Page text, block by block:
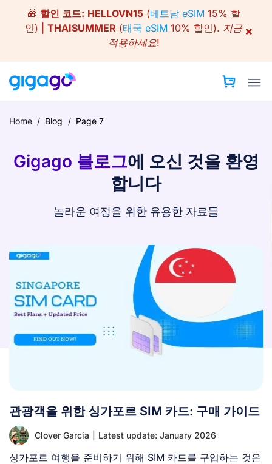
content
🎁 할인 코드: HELLOVN15(베트남 eSIM 15% 할
인) | THAISUMMER (태국 eSIM 10% 할인). 지금
적용하세요!
×
Home / Blog / Page 7
Gigago 블로그에 오신 것을 환영
합니다
놀라운 여정을 위한 유용한 자료들
관광객을 위한 싱가포르 SIM 카드: 구매 가이드
Clover Garcia Latest update: January 2026
싱가포르 여행을 준비하기 위해 SIM 카드를 구입하는 것은